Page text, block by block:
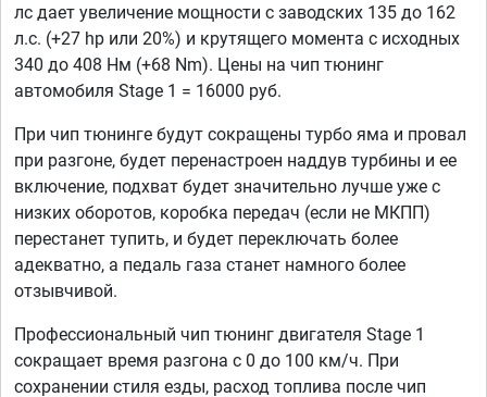
лс дает увеличение мощности с заводских 135 до 162
л.с. (+27 hp или 20%) и крутящего момента с исходных
340 до 408 Нм (+68 Nm). Цены на чип тюнинг
автомобиля Stage 1 = 16000 руб.
При чип тюнинге будут сокращены турбо яма и провал
при разгоне, будет перенастроен наддув турбины и ее
включение, подхват будет значительно лучше уже с
низких оборотов, коробка передач (если не МКПП)
перестанет тупить, и будет переключать более
адекватно, а педаль газа станет намного более
отзывчивой.
Профессиональный чип тюнинг двигателя Stage 1
сокращает время разгона с 0 до 100 км/ч. При
сохранении стиля езды, расход топлива после чип